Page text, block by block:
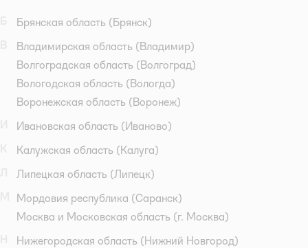
Брянская область (Брянск)
Владимирская область (Владимир)
Волгоградская область (Волгоград)
Вологодская область (Вологда)
Воронежская область (Воронеж)
Ивановская область (Иваново)
Калужская область (Калуга)
Липецкая область (Липецк)
Мордовия республика (Саранск)
Москва и Московская область (г. Москва)
Нижегородская область (Нижний Новгород)